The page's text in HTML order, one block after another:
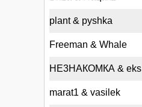
plant & pyshka
Freeman & Whale
НЕ3НАКОМКА & eks
marat1 & vasilek